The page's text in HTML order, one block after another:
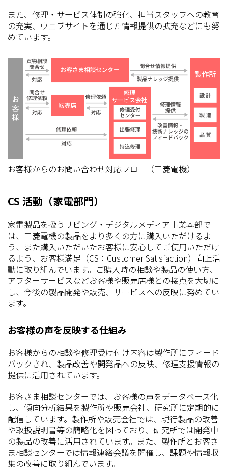
また、修理・サービス体制の強化、担当スタッフへの教育
の充実、ウェブサイトを通じた情報提供の拡充などにも努
めています。
お客様からのお問い合わせ対応フロー（三菱電機）
CS 活動（家電部門）
家電製品を扱うリビング・デジタルメディア事業本部で
は、三菱電機の製品をより多くの方に購入いただけるよ
う、また購入いただいたお客様に安心してご使用いただけ
るよう、お客様満足（CS：Customer Satisfaction）向上活
動に取り組んでいます。ご購入時の相談や製品の使い方、
アフターサービスなどお客様や販売店様との接点を大切に
し、今後の製品開発や販売、サービスへの反映に努めてい
ます。
お客様の声を反映する仕組み
お客様からの相談や修理受け付け内容は製作所にフィード
バックされ、製品改善や開発品への反映、修理支援情報の
提供に活用されています。
お客さま相談センターでは、お客様の声をデータベース化
し、傾向分析結果を製作所や販売会社、研究所に定期的に
配信しています。製作所や販売会社では、現行製品の改善
や取扱説明書等の簡略化を図っており、研究所では開発中
の製品の改善に活用されています。また、製作所とお客さ
ま相談センターでは情報連絡会議を開催し、課題や情報収
集の改善に取り組んでいます。